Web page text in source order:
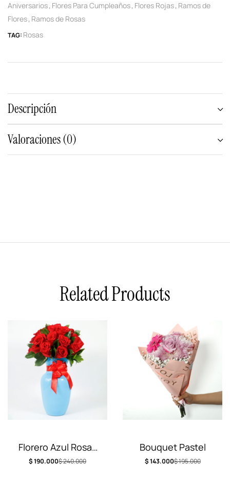
Aniversarios, Flores Para Cumpleaños, Flores Rojas, Ramos de
Flores, Ramos de Rosas
TAG: Rosas
Descripción
Valoraciones (0)
Related Products
Florero Azul Rosas
Rojas
$240.000
$190.000
Bouquet Pastel
$195.000
$143.000